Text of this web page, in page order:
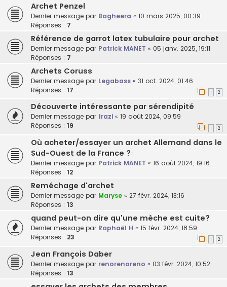
Archet Penzel
Dernier message par Bagheera « 10 mars 2025, 00:39
Réponses : 7
Référence de garrot latex tubulaire pour archet
Dernier message par Patrick MANET « 05 janv. 2025, 19:11
Réponses : 7
Archets Coruss
Dernier message par Legabass « 31 oct. 2024, 01:46
Réponses : 17 1 2
Découverte intéressante par sérendipité
Dernier message par frazi « 19 août 2024, 09:59
Réponses : 19 1 2
Où acheter/essayer un archet Allemand dans le
Sud-Ouest de la France ?
Dernier message par Patrick MANET « 16 août 2024, 19:16
Réponses : 12
Reméchage d'archet
Dernier message par Maryse « 27 févr. 2024, 13:16
Réponses : 13
quand peut-on dire qu'une mèche est cuite?
Dernier message par Raphaël H « 15 févr. 2024, 18:59
Réponses : 23 1 2
Jean François Daber
Dernier message par renorenoreno « 03 févr. 2024, 10:52
Réponses : 13